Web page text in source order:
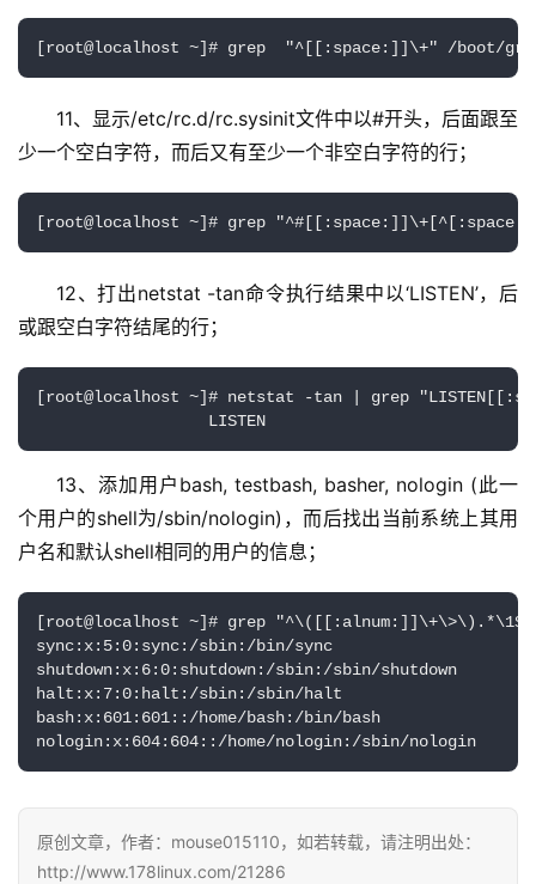
[root@localhost ~]# grep  "^[[:space:]]\+" /boot/
11、显示/etc/rc.d/rc.sysinit文件中以#开头，后面跟至
少一个空白字符，而后又有至少一个非空白字符的行；
[root@localhost ~]# grep
12、打出netstat -tan命令执行结果中以‘LISTEN’，后
或跟空白字符结尾的行；
[root@localhost ~]# netstat -tan | grep
LISTEN
13、添加用户bash, testbash, basher, nologin (此一
个用户的shell为/sbin/nologin)，而后找出当前系统上其用
户名和默认shell相同的用户的信息；
[root@localhost ~]# grep "^\([[:alnum:]]\+\>\).*\1$"
sync:x:5:0:sync:/sbin:/bin/sync
shutdown:x:6:0:shutdown:/sbin:/sbin/shutdown
halt:x:7:0:halt:/sbin:/sbin/halt
bash:x:601:601::/home/bash:/bin/bash
nologin:x:604:604::/home/nologin:/sbin/nologin
原创文章，作者：mouse015110，如若转载，请注明出处：
http://www.178linux.com/21286